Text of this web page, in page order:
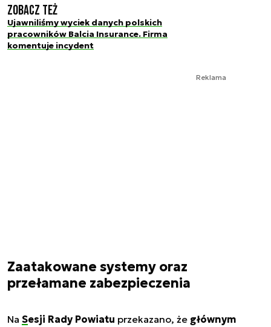
Zobacz też
Ujawniliśmy wyciek danych polskich
pracowników Balcia Insurance. Firma
komentuje incydent
Reklama
Zaatakowane systemy oraz
przełamane zabezpieczenia
Na Sesji Rady Powiatu przekazano, że głównym